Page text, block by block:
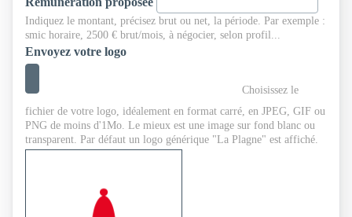
Indiquez le montant, précisez brut ou net, la période. Par exemple :
smic horaire, 2500 € brut/mois, à négocier, selon profil...
Envoyez votre logo
Choisissez le
fichier de votre logo, idéalement en format carré, en JPEG, GIF ou
PNG de moins d'1Mo. Le mieux est une image sur fond blanc ou
transparent. Par défaut un logo générique "La Plagne" est affiché.